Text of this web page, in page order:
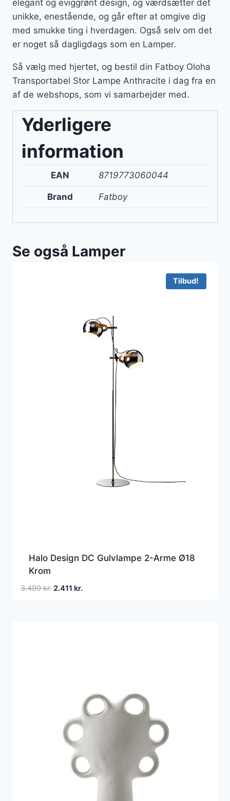
elegant og eviggrønt design, og værdsætter det
unikke, enestående, og går efter at omgive dig
med smukke ting i hverdagen. Også selv om det
er noget så dagligdags som en Lamper.
Så vælg med hjertet, og bestil din Fatboy Oloha
Transportabel Stor Lampe Anthracite i dag fra en
af de webshops, som vi samarbejder med.
Yderligere
information
EAN 8719773060044
Brand Fatboy
Se også Lamper
Tilbud!
Halo Design DC Gulvlampe 2-Arme Ø18
Krom
3.499kr. Den
2.411 kr.Den